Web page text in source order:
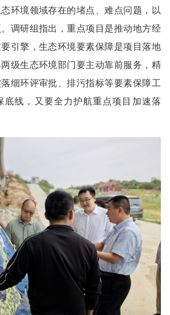
环境领域存在的堵点、难点问题，以
调研组指出，重点项目是推动地方经
引擎，生态环境要素保障是项目落地
级生态环境部门要主动靠前服务，精
细环评审批、排污指标等要素保障工
底线，又要全力护航重点项目加速落